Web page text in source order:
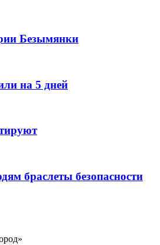
Безымянки
на 5 дней
браслеты безопасности